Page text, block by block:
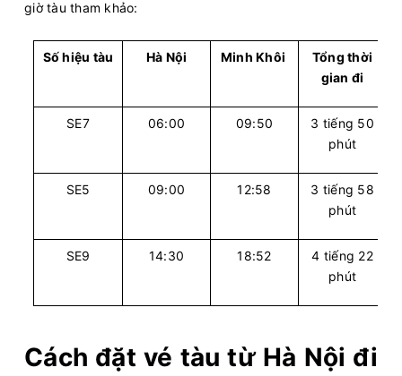
giờ tàu tham khảo:
Số hiệu tàu Hà Nội Minh Khôi
Tổng thời
gian đi
SE7 06:00 09:50
3 tiếng 50
phút
SE5 09:00 12:58
3 tiếng 58
phút
SE9 14:30 18:52
4 tiếng 22
phút
Cách đặt vé tàu từ Hà Nội đi